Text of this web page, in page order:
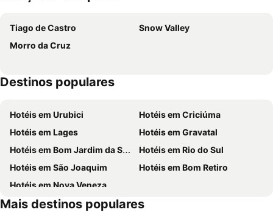
Tiago de Castro
Snow Valley
Morro da Cruz
Destinos populares
Hotéis em Urubici
Hotéis em Criciúma
Hotéis em Lages
Hotéis em Gravatal
Hotéis em Bom Jardim da Serra
Hotéis em Rio do Sul
Hotéis em São Joaquim
Hotéis em Bom Retiro
Hotéis em Nova Veneza
Mais destinos populares